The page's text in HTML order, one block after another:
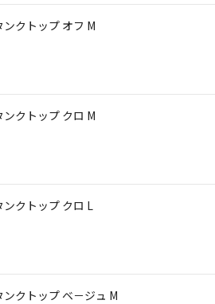
クトップ オフ M
クトップ クロ M
ンクトップ クロ L
クトップ ベ－ジュ M